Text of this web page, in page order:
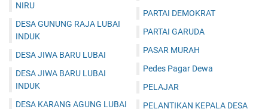
NIRU
DESA GUNUNG RAJA LUBAI
INDUK
DESA JIWA BARU LUBAI
DESA JIWA BARU LUBAI
INDUK
DESA KARANG AGUNG LUBAI
PARTAI DEMOKRAT
PARTAI GARUDA
PASAR MURAH
Pedes Pagar Dewa
PELAJAR
PELANTIKAN KEPALA DESA